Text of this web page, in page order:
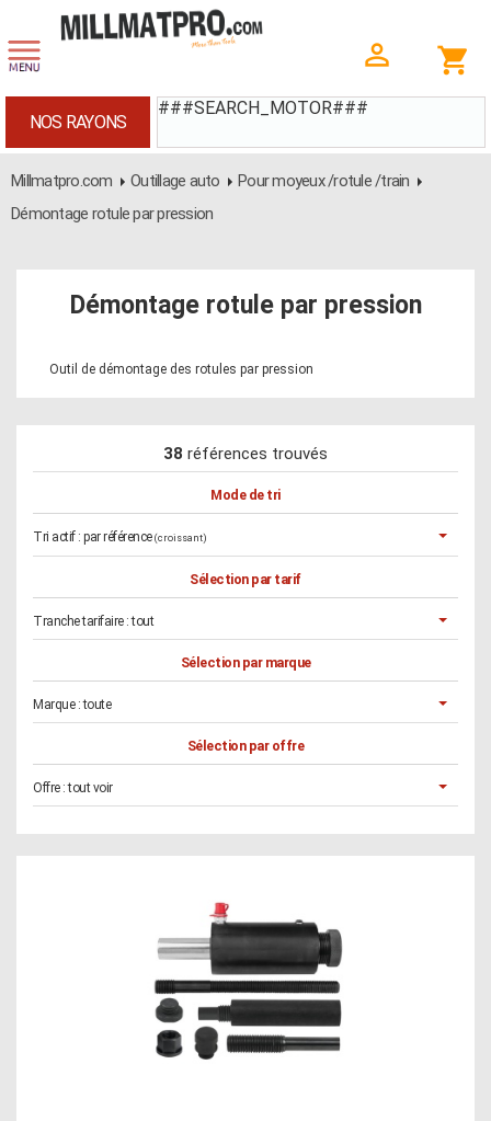
###SEARCH_MOTOR###
NOS RAYONS
Millmatpro.com Outillage auto
Pour moyeux /rotule /train
Démontage rotule par pression
Démontage rotule par pression
Outil de démontage des rotules par pression
38 références trouvés
Mode de tri
Tri actif : par référence (croissant)
Sélection par tarif
Tranche tarifaire :tout
Sélection par marque
Marque :toute
Sélection par offre
Offre :tout voir